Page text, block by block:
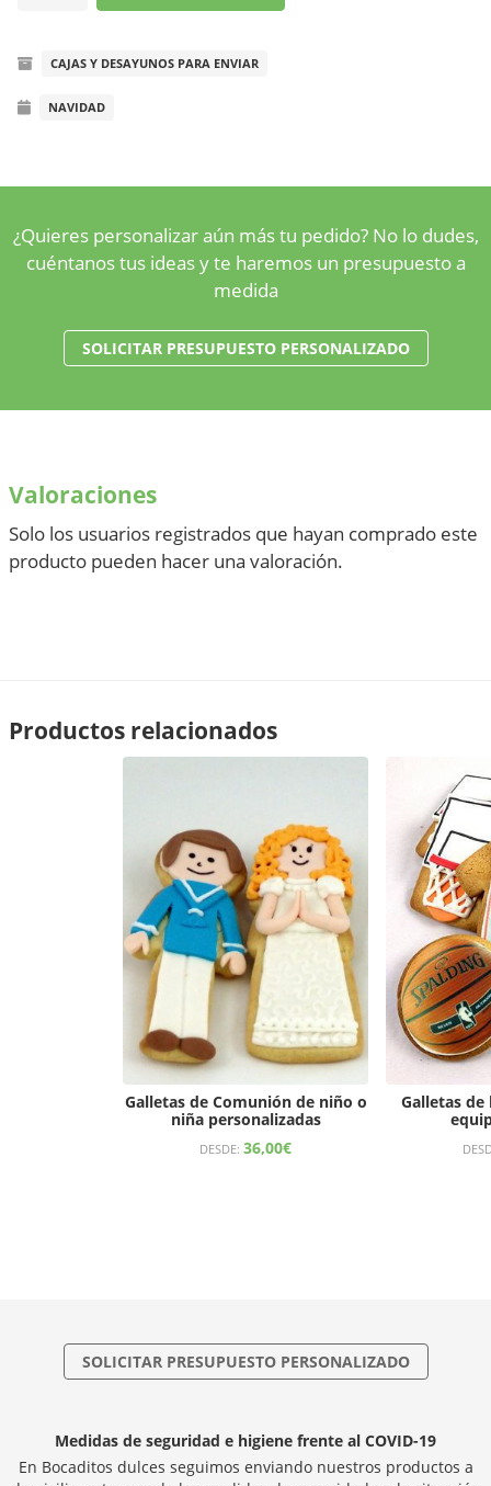
dorada
Navidad
CAJAS Y DESAYUNOS PARA ENVIAR
NAVIDAD
¿Quieres personalizar aún más tu pedido? No lo dudes,
cuéntanos tus ideas y te haremos un presupuesto a
medida
SOLICITAR PRESUPUESTO PERSONALIZADO
Valoraciones
Solo los usuarios registrados que hayan comprado este
producto pueden hacer una valoración.
Productos relacionados
Galletas de Comunión de niño o
niña personalizadas
DESDE: 36,00€
Galletas
SOLICITAR PRESUPUESTO PERSONALIZADO
Medidas de seguridad e higiene frente al COVID-19
En Bocaditos dulces seguimos enviando nuestros productos a